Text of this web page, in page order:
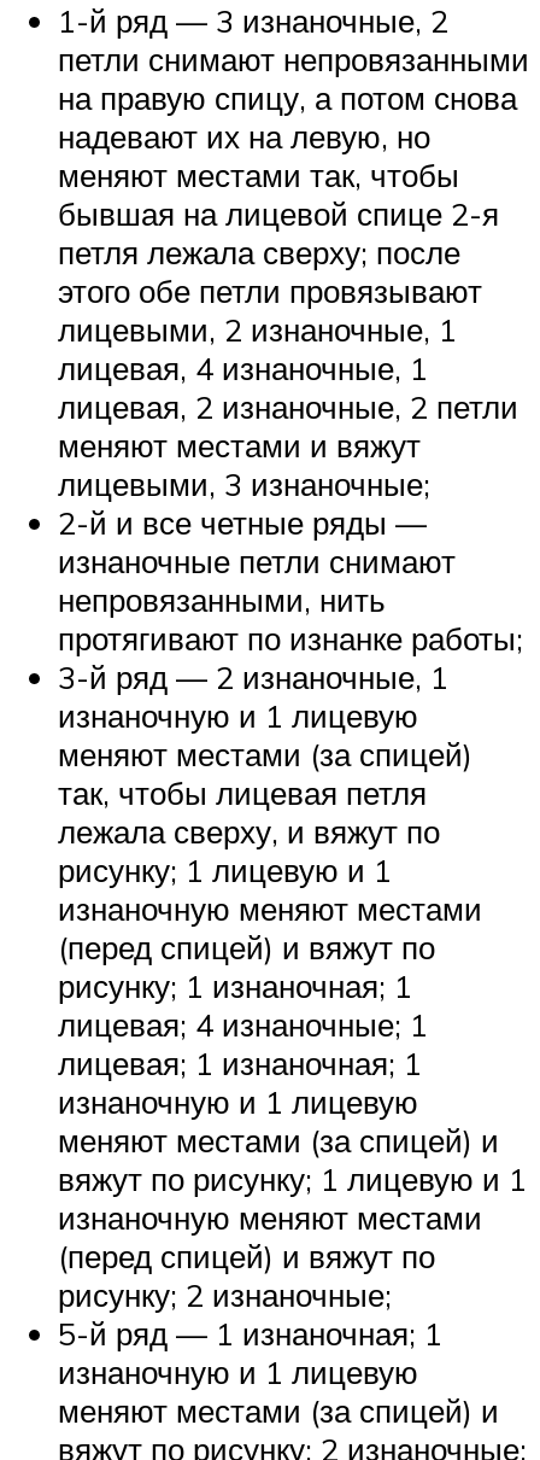
1-й ряд — 3 изнаночные, 2
петли снимают непровязанными
на правую спицу, а потом снова
надевают их на левую, но
меняют местами так, чтобы
бывшая на лицевой спице 2-я
петля лежала сверху; после
этого обе петли провязывают
лицевыми, 2 изнаночные, 1
лицевая, 4 изнаночные, 1
лицевая, 2 изнаночные, 2 петли
меняют местами и вяжут
лицевыми, 3 изнаночные;
2-й и все четные ряды —
изнаночные петли снимают
непровязанными, нить
протягивают по изнанке работы;
3-й ряд — 2 изнаночные, 1
изнаночную и 1 лицевую
меняют местами (за спицей)
так, чтобы лицевая петля
лежала сверху, и вяжут по
рисунку; 1 лицевую и 1
изнаночную меняют местами
(перед спицей) и вяжут по
рисунку; 1 изнаночная; 1
лицевая; 4 изнаночные; 1
лицевая; 1 изнаночная; 1
изнаночную и 1 лицевую
меняют местами (за спицей) и
вяжут по рисунку; 1 лицевую и 1
изнаночную меняют местами
(перед спицей) и вяжут по
рисунку; 2 изнаночные;
5-й ряд — 1 изнаночная; 1
изнаночную и 1 лицевую
меняют местами (за спицей) и
вяжут по рисунку; 2 изнаночные;